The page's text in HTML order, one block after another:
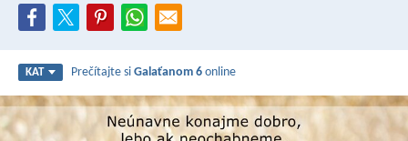
KAT Prečítajte siGalaťanom 6 online